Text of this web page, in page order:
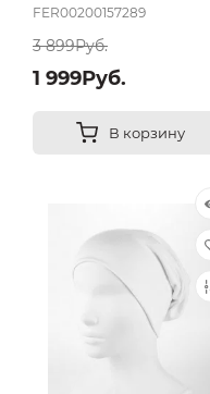
FER00200157289
3 899Руб.
1 999Руб.
В корзину